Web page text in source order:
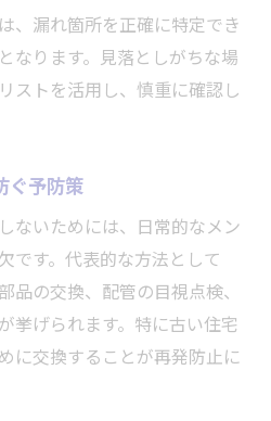
、漏れ箇所を正確に特定でき
なります。見落としがちな場
ストを活用し、慎重に確認し
ぐ予防策
ないためには、日常的なメン
です。代表的な方法として
品の交換、配管の目視点検、
挙げられます。特に古い住宅
に交換することが再発防止に